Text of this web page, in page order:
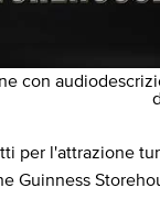
con
per l'attrazione
Guinness